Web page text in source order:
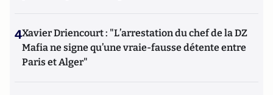
4Xavier Driencourt : "L’arrestation du chef de la DZ
Mafia ne signe qu’une vraie-fausse détente entre
Paris et Alger"